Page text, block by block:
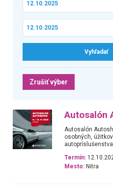
Zrušiť výber
Autosalón
Autosalón
osobných,
Termín:
Mesto: Nitra